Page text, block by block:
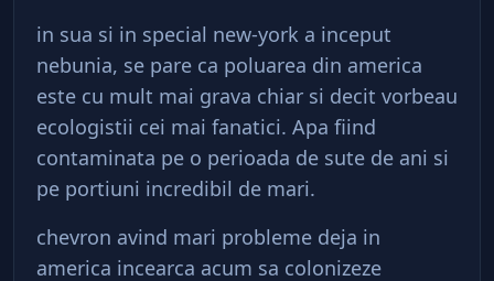
in sua si in special new-york a inceput
nebunia, se pare ca poluarea din america
este cu mult mai grava chiar si decit vorbeau
ecologistii cei mai fanatici. Apa fiind
contaminata pe o perioada de sute de ani si
pe portiuni incredibil de mari.
chevron avind mari probleme deja in
america incearca acum sa colonizeze